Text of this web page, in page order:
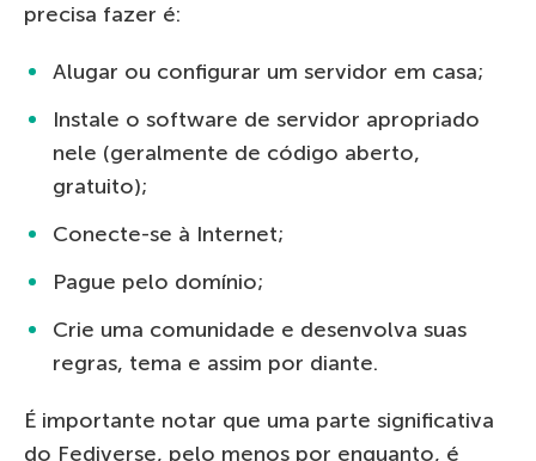
precisa fazer é:
Alugar ou configurar um servidor em casa;
Instale o software de servidor apropriado
nele (geralmente de código aberto,
gratuito);
Conecte-se à Internet;
Pague pelo domínio;
Crie uma comunidade e desenvolva suas
regras, tema e assim por diante.
É importante notar que uma parte significativa
do Fediverse, pelo menos por enquanto, é